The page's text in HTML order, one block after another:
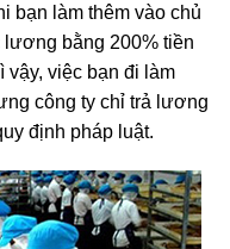
bạn làm thêm vào chủ
lương bằng 200% tiền
vậy, việc bạn đi làm
công ty chỉ trả lương
định pháp luật.